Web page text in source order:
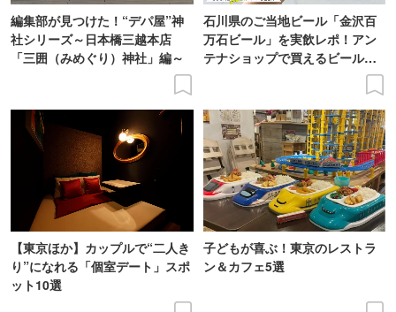
編集部が見つけた！“デパ屋”神
社シリーズ～日本橋三越本店
「三囲（みめぐり）神社」編～
石川県のご当地ビール「金沢百
万石ビール」を実飲レポ！アン
テナショップで買えるビール特
【東京ほか】カップルで“二人き
り”になれる「個室デート」スポ
ット10選
子どもが喜ぶ！東京のレストラ
ン＆カフェ5選